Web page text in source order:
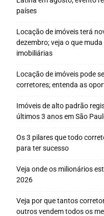
países
Locação de imóveis terá
dezembro; veja o que
imobiliárias
Locação de imóveis pode
corretores; entenda as
Imóveis de alto padrão
últimos 3 anos em São
Os 3 pilares que todo
para ter sucesso
Veja onde os milionários
2026
Veja por que tantos
outros vendem todos os